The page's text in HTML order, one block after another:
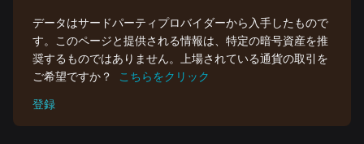
データはサードパーティプロバイダーから入手したもので
す。このページと提供される情報は、特定の暗号資産を推
奨するものではありません。上場されている通貨の取引を
ご希望ですか？
こちらをクリック
登録